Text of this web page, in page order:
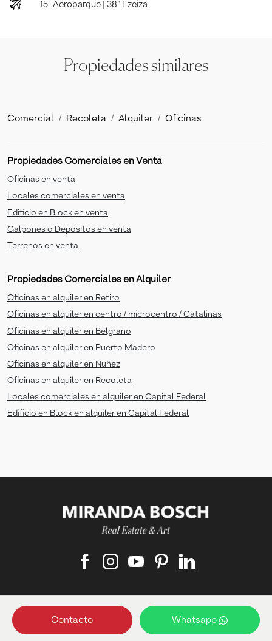
Contacto Whatsapp
15" Aeroparque | 38" Ezeiza
Propiedades similares
Comercial Recoleta Alquiler Oficinas
Propiedades Comerciales en Venta
Oficinas en venta
Locales comerciales en venta
Edificio en Block en venta
Galpones o Depósitos en venta
Terrenos en venta
Propiedades Comerciales en Alquiler
Oficinas en alquiler en Retiro
Oficinas en alquiler en centro / microcentro / Catalinas
Oficinas en alquiler en Belgrano
Oficinas en alquiler en Puerto Madero
Oficinas en alquiler en Nuñez
Oficinas en alquiler en Recoleta
Locales comerciales en alquiler en Capital Federal
Edificio en Block en alquiler en Capital Federal
Matriculado responsable:
Francisco Bosch ‑ Matrícula: 4489